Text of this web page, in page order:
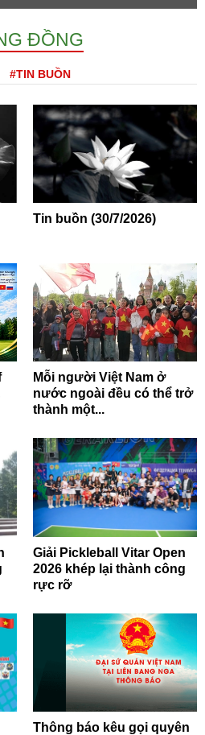
ĐỒNG
#TIN BUỒN
Tin buồn (30/7/2026)
Mỗi người Việt Nam ở
nước ngoài đều có thể trở
thành một...
Giải Pickleball Vitar Open
2026 khép lại thành công
rực rỡ
Thông báo kêu gọi quyên